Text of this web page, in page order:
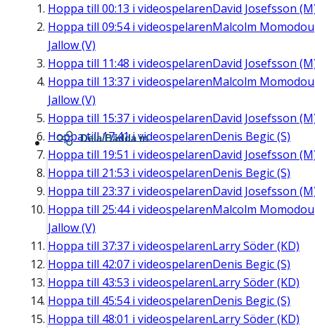
Hoppa till 00:13 i videospelarenDavid Josefsson
Hoppa till 09:54i videospelarenMalcolm Momodou
Jallow (V)
Hoppa till 11:48 i videospelarenDavid Josefsson
Hoppa till 13:37 i videospelarenMalcolm Momodou
Jallow (V)
Hoppa till 15:37 i videospelarenDavid Josefsson
Hoppa till17:41i videospelarenDenis Begic (S)
Hoppa till 19:51 i videospelarenDavid Josefsson
Hoppa till 21:53 i videospelarenDenis Begic (S)
Hoppa till 23:37 i videospelarenDavid Josefsson
Hoppa till 25:44i videospelarenMalcolm Momodou
Jallow (V)
Hoppa till 37:37 i videospelarenLarry Söder (KD)
Hoppa till 42:07 i videospelarenDenis Begic (S)
Hoppa till 43:53 i videospelarenLarry Söder (KD)
Hoppa till 45:54i videospelarenDenis Begic (S)
Hoppa till 48:01 i videospelarenLarry Söder (KD)
Dela/Bädda in